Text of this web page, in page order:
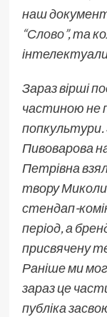
наш
“Слово”, та
Зараз вірші
частиною не
попкультури.
Пивоварова
Петрівна
твору
стендап-
період, а
присвячену
Раніше ми
зараз це
публіка